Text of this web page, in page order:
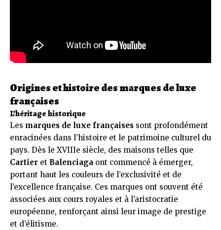
Origines et histoire des marques de luxe
françaises
L’héritage historique
Les marques de luxe françaises sont profondément
enracinées dans l’histoire et le patrimoine culturel du
pays. Dès le XVIIIe siècle, des maisons telles que
Cartier et Balenciaga ont commencé à émerger,
portant haut les couleurs de l’exclusivité et de
l’excellence française. Ces marques ont souvent été
associées aux cours royales et à l’aristocratie
européenne, renforçant ainsi leur image de prestige
et d’élitisme.